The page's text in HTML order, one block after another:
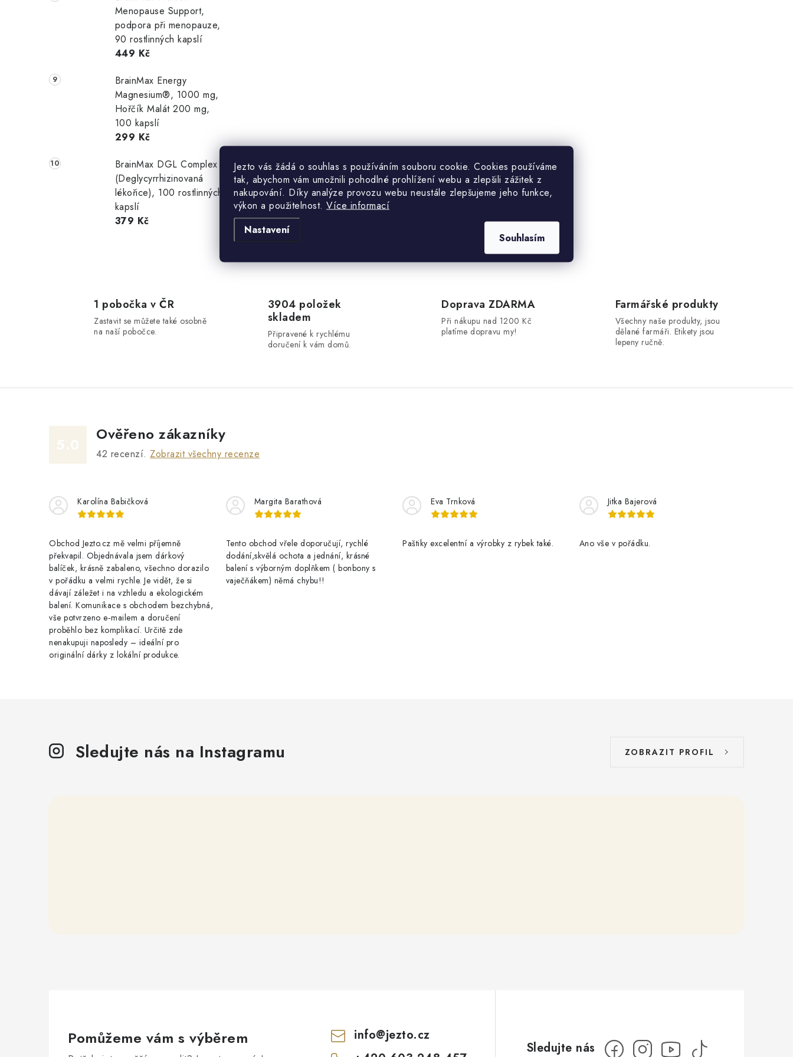
Jezto vás žádá o souhlas s používáním souboru cookie. Cookies používáme
tak, abychom vám umožnili pohodlné prohlížení webu a zlepšili zážitek z
nakupování. Díky analýze provozu webu neustále zlepšujeme jeho funkce,
výkon a použitelnost. Více informací
Nastavení
Souhlasím
Menopause Support,
podpora při menopauze,
90 rostlinných kapslí
449 Kč
BrainMax Energy
Magnesium®, 1000 mg,
Hořčík Malát 200 mg,
100 kapslí
299 Kč
BrainMax DGL Complex
(Deglycyrrhizinovaná
lékořice), 100 rostlinných
kapslí
379 Kč
ý
p
i
s
u
1 pobočka v ČR
Zastavit se můžete také osobně
na naší pobočce.
3904 položek
skladem
Připravené k rychlému
doručení k vám domů.
Doprava ZDARMA
Při nákupu nad 1200 Kč
platíme dopravu my!
Farmářské produkty
Všechny naše produkty, jsou
dělané farmáři. Etikety jsou
lepeny ručně.
Ověřeno zákazníky
42 recenzí. Zobrazit všechny recenze
Karolína Babičková
Obchod Jezto.cz mě velmi příjemně
překvapil. Objednávala jsem dárkový
balíček, krásně zabaleno, všechno dorazilo
v pořádku a velmi rychle. Je vidět, že si
dávají záležet i na vzhledu a ekologickém
balení. Komunikace s obchodem bezchybná,
vše potvrzeno e‑mailem a doručení
proběhlo bez komplikací. Určitě zde
nenakupuji naposledy – ideální pro
originální dárky z lokální produkce.
Margita Barathová
Tento obchod vřele doporučují, rychlé
dodání,skvělá ochota a jednání, krásné
balení s výborným doplňkem ( bonbony s
vaječňákem) němá chybu!!
Eva Trnková
Paštiky excelentní a výrobky z rybek také.
Jitka Bajerová
Ano vše v pořádku.
Sledujte nás na Instagramu ZOBRAZIT PROFIL
Pomůžeme vám s výběrem info@jezto.cz